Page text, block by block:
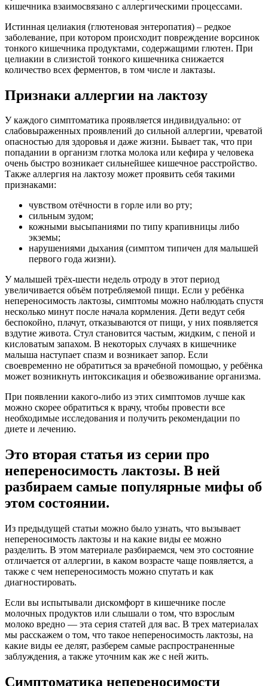
кишечника взаимосвязано с аллергическими процессами.
Истинная целиакия (глютеновая энтеропатия) – редкое
заболевание, при котором происходит повреждение ворсинок
тонкого кишечника продуктами, содержащими глютен. При
целиакии в слизистой тонкого кишечника снижается
количество всех ферментов, в том числе и лактазы.
Признаки аллергии на лактозу
У каждого симптоматика проявляется индивидуально: от
слабовыраженных проявлений до сильной аллергии, чреватой
опасностью для здоровья и даже жизни. Бывает так, что при
попадании в организм глотка молока или кефира у человека
очень быстро возникает сильнейшее кишечное расстройство.
Также аллергия на лактозу может проявить себя такими
признаками:
чувством отёчности в горле или во рту;
сильным зудом;
кожными высыпаниями по типу крапивницы либо
экземы;
нарушениями дыхания (симптом типичен для малышей
первого года жизни).
У малышей трёх-шести недель отроду в этот период
увеличивается объём потребляемой пищи. Если у ребёнка
непереносимость лактозы, симптомы можно наблюдать спустя
несколько минут после начала кормления. Дети ведут себя
беспокойно, плачут, отказываются от пищи, у них появляется
вздутие живота. Стул становится частым, жидким, с пеной и
кисловатым запахом. В некоторых случаях в кишечнике
малыша наступает спазм и возникает запор. Если
своевременно не обратиться за врачебной помощью, у ребёнка
может возникнуть интоксикация и обезвоживание организма.
При появлении какого-либо из этих симптомов лучше как
можно скорее обратиться к врачу, чтобы провести все
необходимые исследования и получить рекомендации по
диете и лечению.
Это вторая статья из серии про
непереносимость лактозы. В ней
разбираем самые популярные мифы об
этом состоянии.
Из предыдущей статьи можно было узнать, что вызывает
непереносимость лактозы и на какие виды ее можно
разделить. В этом материале разбираемся, чем это состояние
отличается от аллергии, в каком возрасте чаще появляется, а
также с чем непереносимость можно спутать и как
диагностировать.
Если вы испытывали дискомфорт в кишечнике после
молочных продуктов или слышали о том, что взрослым
молоко вредно — эта серия статей для вас. В трех материалах
мы расскажем о том, что такое непереносимость лактозы, на
какие виды ее делят, разберем самые распространенные
заблуждения, а также уточним как же с ней жить.
Симптоматика непереносимости